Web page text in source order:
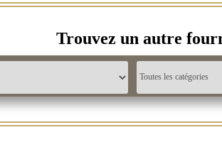
Trouvez un autre